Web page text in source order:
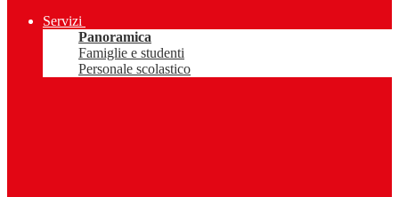
Servizi
Panoramica
Famiglie e studenti
Personale scolastico